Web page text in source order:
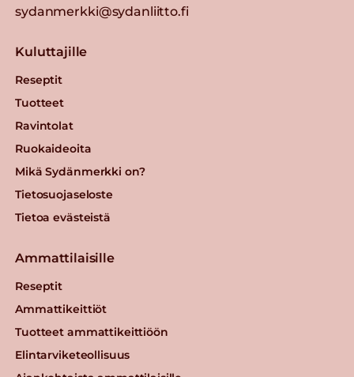
sydanmerkki@sydanliitto.fi
Kuluttajille
Reseptit
Tuotteet
Ravintolat
Ruokaideoita
Mikä Sydänmerkki on?
Tietosuojaseloste
Tietoa evästeistä
Ammattilaisille
Reseptit
Ammattikeittiöt
Tuotteet ammattikeittiöön
Elintarviketeollisuus